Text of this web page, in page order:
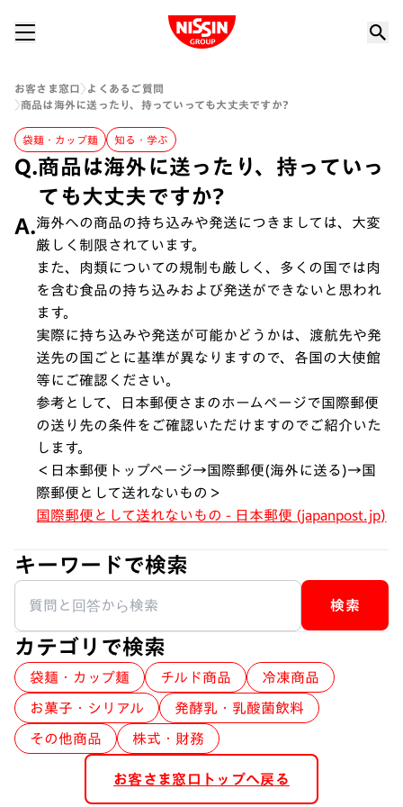
Nissin Group
お客さま窓口
よくあるご質問
商品は海外に送ったり、持っていっても大丈夫ですか?
袋麺・カップ麺 知る・学ぶ
Q.商品は海外に送ったり、持っていっ
ても大丈夫ですか?
A.海外への商品の持ち込みや発送につきましては、大変
厳しく制限されています。
また、肉類についての規制も厳しく、多くの国では肉
を含む食品の持ち込みおよび発送ができないと思われ
ます。
実際に持ち込みや発送が可能かどうかは、渡航先や発
送先の国ごとに基準が異なりますので、各国の大使館
等にご確認ください。
参考として、日本郵便さまのホームページで国際郵便
の送り先の条件をご確認いただけますのでご紹介いた
します。
＜日本郵便トップページ→国際郵便(海外に送る)→国
際郵便として送れないもの＞
国際郵便として送れないもの - 日本郵便 (japanpost.jp)
キーワードで検索
検索
カテゴリで検索
袋麺・カップ麺 チルド商品 冷凍商品
お菓子・シリアル 発酵乳・乳酸菌飲料
その他商品 株式・財務
お客さま窓口トップへ戻る